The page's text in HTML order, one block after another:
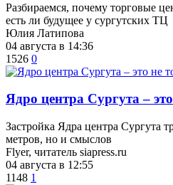
Разбираемся, почему торговые
есть ли будущее у сургутских ТЦ
Юлия Латипова
04 августа в 14:36
1526 0
​Ядро центра Сургута ‒
Застройка Ядра центра Сургута
метров, но и смыслов
Flyer, читатель siapress.ru
04 августа в 12:55
1148 1